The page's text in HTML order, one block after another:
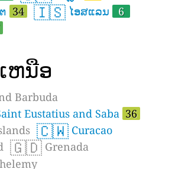
34 🇮🇸 ໄອສແລນ 6
ຫນືອ
Barbuda
Eustatius and Saba 36
🇨🇼 Curacao
🇬🇩 Grenada